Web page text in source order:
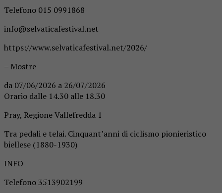
Telefono 015 0991868
info@selvaticafestival.net
https://www.selvaticafestival.net/2026/
– Mostre
da 07/06/2026 a 26/07/2026
Orario dalle 14.30 alle 18.30
Pray, Regione Vallefredda 1
Tra pedali e telai. Cinquant’anni di ciclismo pionieristico
biellese (1880-1930)
INFO
Telefono 3513902199